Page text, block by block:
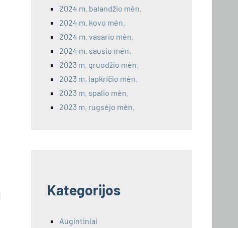
2024 m. balandžio mėn.
2024 m. kovo mėn.
2024 m. vasario mėn.
2024 m. sausio mėn.
2023 m. gruodžio mėn.
2023 m. lapkričio mėn.
2023 m. spalio mėn.
2023 m. rugsėjo mėn.
Kategorijos
Augintiniai